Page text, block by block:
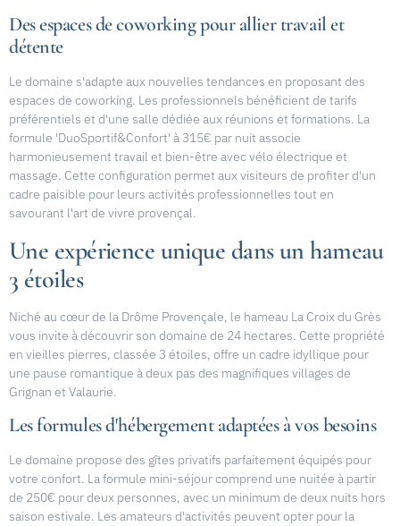
Des espaces de coworking pour allier travail et
détente
Le domaine s'adapte aux nouvelles tendances en proposant des
espaces de coworking. Les professionnels bénéficient de tarifs
préférentiels et d'une salle dédiée aux réunions et formations. La
formule 'DuoSportif&Confort' à 315€ par nuit associe
harmonieusement travail et bien-être avec vélo électrique et
massage. Cette configuration permet aux visiteurs de profiter d'un
cadre paisible pour leurs activités professionnelles tout en
savourant l'art de vivre provençal.
Une expérience unique dans un hameau
3 étoiles
Niché au cœur de la Drôme Provençale, le hameau La Croix du Grès
vous invite à découvrir son domaine de 24 hectares. Cette propriété
en vieilles pierres, classée 3 étoiles, offre un cadre idyllique pour
une pause romantique à deux pas des magnifiques villages de
Grignan et Valaurie.
Les formules d'hébergement adaptées à vos besoins
Le domaine propose des gîtes privatifs parfaitement équipés pour
votre confort. La formule mini-séjour comprend une nuitée à partir
de 250€ pour deux personnes, avec un minimum de deux nuits hors
saison estivale. Les amateurs d'activités peuvent opter pour la